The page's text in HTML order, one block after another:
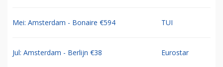
Mei: Amsterdam - Bonaire €594 TUI
Jul: Amsterdam - Berlijn €38 Eurostar